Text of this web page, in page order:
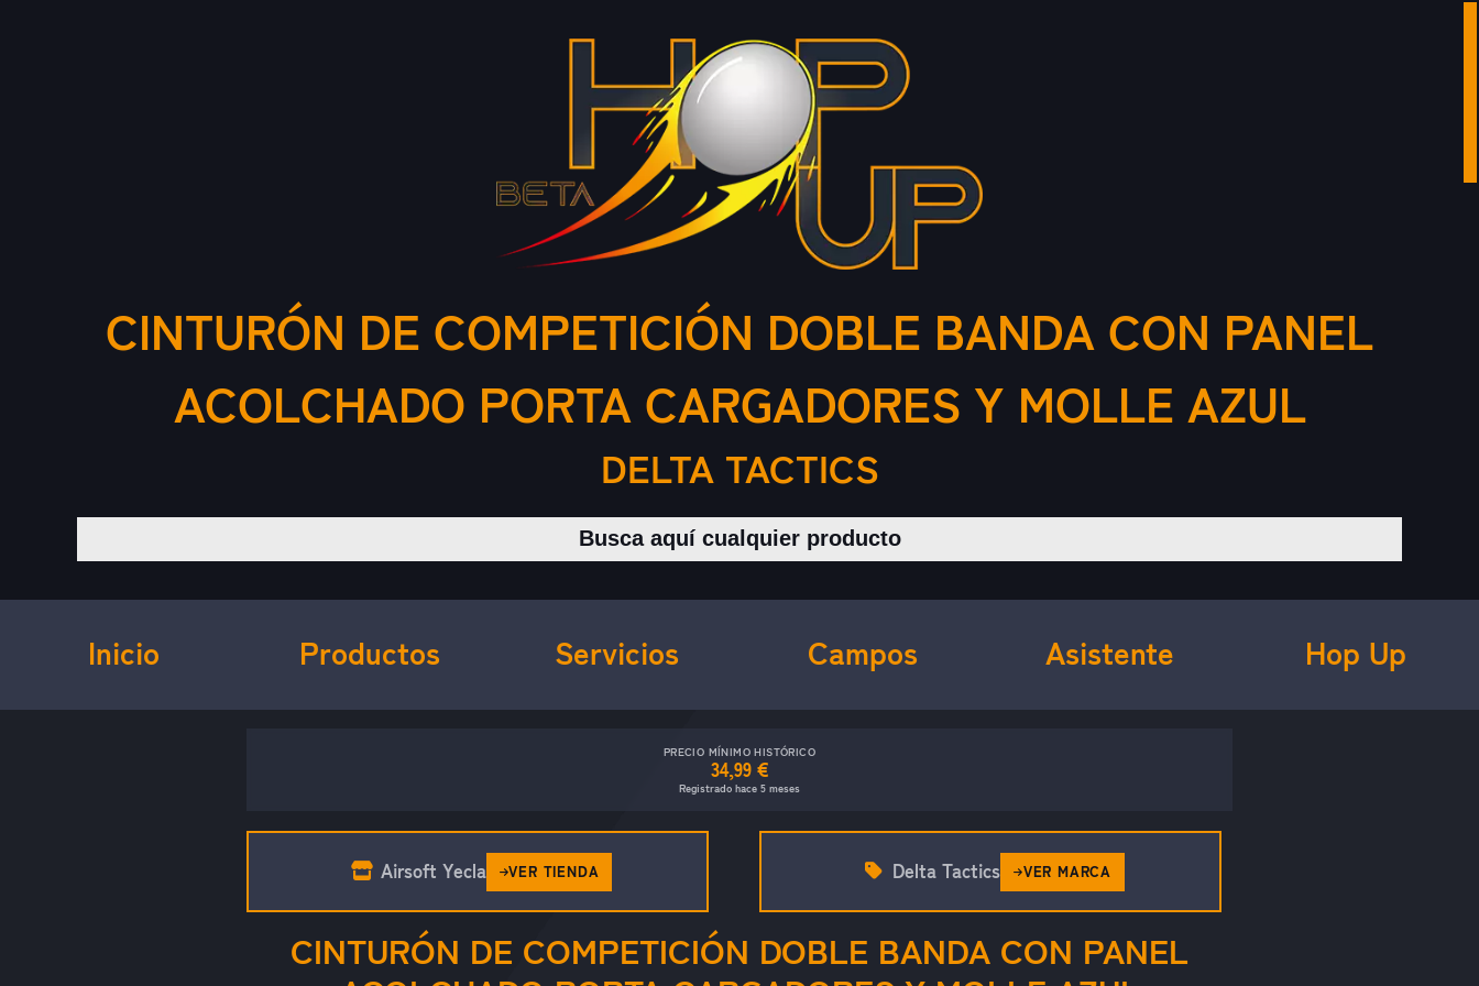
CINTURÓN DE COMPETICIÓN DOBLE BANDA CON PANEL
ACOLCHADO PORTA CARGADORES Y MOLLE AZUL
DELTA TACTICS
Buscar productos
Inicio Productos Servicios Campos Asistente Hop Up
PRECIO MÍNIMO HISTÓRICO
34,99 €
Registrado hace 5 meses
Airsoft Yecla VER TIENDA
CINTURÓN DE COMPETICIÓN DOBLE BANDA CON PANEL
Delta Tactics VER MARCA